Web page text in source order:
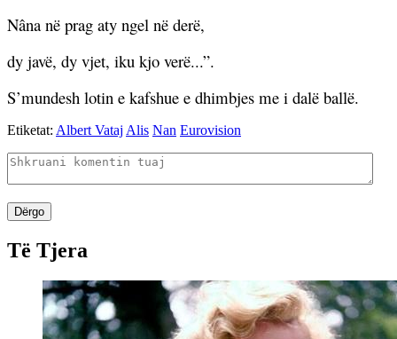
Nâna në prag aty ngel në derë,
dy javë, dy vjet, iku kjo verë...”.
S’mundesh lotin e kafshue e dhimbjes me i dalë ballë.
Etiketat: Albert Vataj Alis Nan Eurovision
Dërgo
Të Tjera